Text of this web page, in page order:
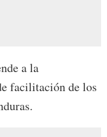
a la
facilitación de los